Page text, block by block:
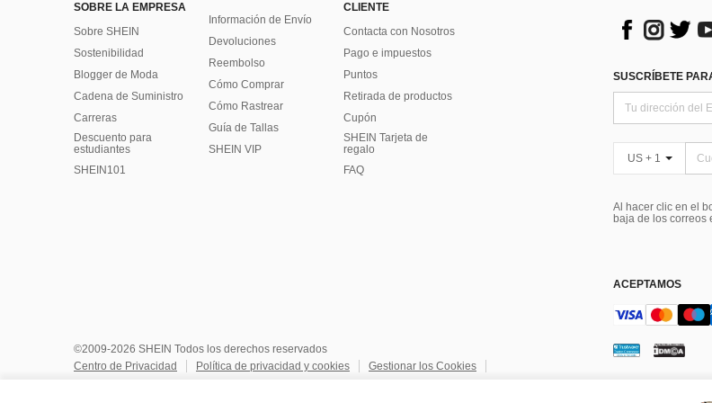
SOBRE LA EMPRESA
Sobre SHEIN
Sostenibilidad
Blogger de Moda
Cadena de Suministro
Carreras
Descuento para
estudiantes
SHEIN101
Información de Envío
Devoluciones
Reembolso
Cómo Comprar
Cómo Rastrear
Guía de Tallas
SHEIN VIP
CLIENTE
Contacta con Nosotros
Pago e impuestos
Puntos
Retirada de productos
Cupón
SHEIN Tarjeta de
regalo
FAQ
SUSCRÍBETE
US + 1
Al hacer clic en el
baja de los correos
ACEPTAMOS
©2009-2026 SHEIN Todos los derechos reservados
Centro de Privacidad
Política de privacidad y cookies
Gestionar los Cookies